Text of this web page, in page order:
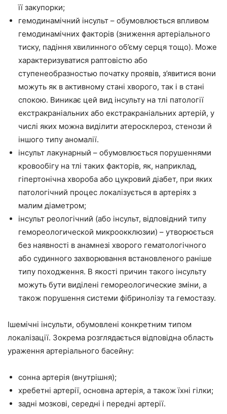
її закупорки;
гемодинамічний інсульт – обумовлюється впливом
гемодинамічних факторів (зниження артеріального
тиску, падіння хвилинного об’єму серця тощо). Може
характеризуватися раптовістю або
ступенеобразностью початку проявів, з’явитися вони
можуть як в активному стані хворого, так і в стані
спокою. Виникає цей вид інсульту на тлі патології
екстракраніальних або екстракраніальних артерій, у
числі яких можна виділити атеросклероз, стенози й
іншого типу аномалії.
інсульт лакунарный – обумовлюється порушеннями
кровообігу на тлі таких факторів, як, наприклад,
гіпертонічна хвороба або цукровий діабет, при яких
патологічний процес локалізується в артеріях з
малим діаметром;
інсульт реологічний (або інсульт, відповідний типу
гемореологической микроокклюзии) – утворюється
без наявності в анамнезі хворого гематологічного
або судинного захворювання встановленого раніше
типу походження. В якості причин такого інсульту
можуть бути виділені гемореологические зміни, а
також порушення системи фібринолізу та гемостазу.
Ішемічні інсульти, обумовлені конкретним типом
локалізації. Зокрема розглядається відповідна область
ураження артеріального басейну:
сонна артерія (внутрішня);
хребетні артерії, основна артерія, а також їхні гілки;
задні мозкові, середні і передні артерії.